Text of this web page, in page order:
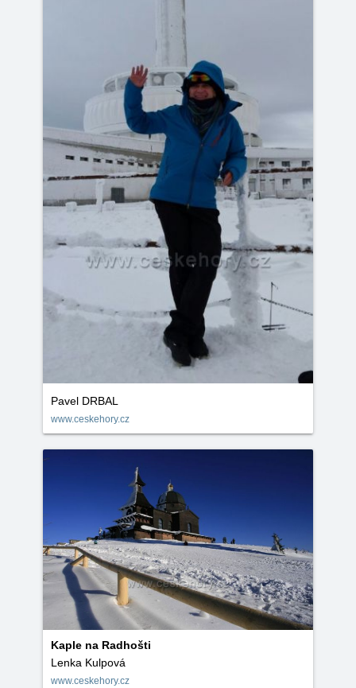
Pavel DRBAL
www.ceskehory.cz
Kaple na Radhošti
Lenka Kulpová
www.ceskehory.cz